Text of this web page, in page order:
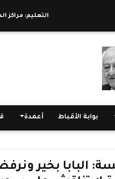
التعليم: مراكز الدروس
بوابة الأقباط أعمدة
البابا بخير